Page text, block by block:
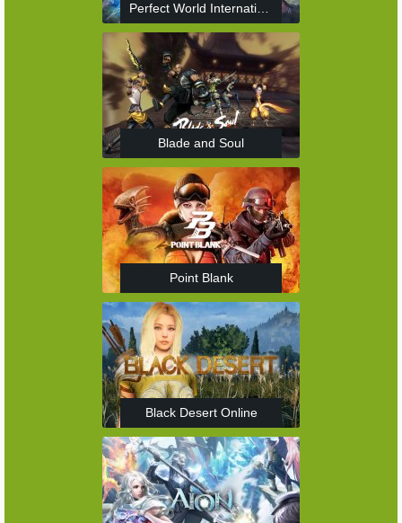
Perfect World International
Blade and Soul
Point Blank
Black Desert Online